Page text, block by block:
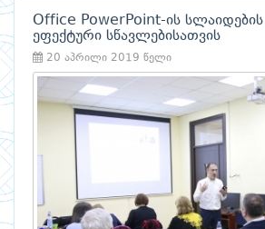
Office PowerPoint-ის სლაიდების
ეფექტური სწავლებისათვის
20 აპრილი 2019 წელი